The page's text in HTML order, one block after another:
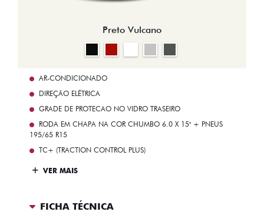
Preto Vulcano
AR-CONDICIONADO
DIREÇÃO ELÉTRICA
GRADE DE PROTECAO NO VIDRO TRASEIRO
RODA EM CHAPA NA COR CHUMBO 6.0 X 15" + PNEUS
195/65 R15
TC+ (TRACTION CONTROL PLUS)
VER MAIS
FICHA TÉCNICA